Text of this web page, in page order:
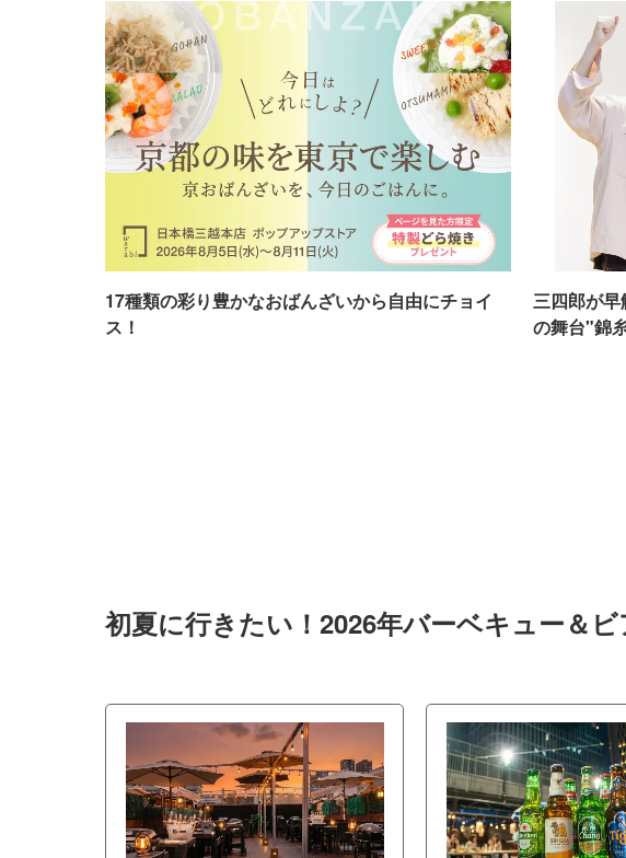
17種類の彩り豊かなおばんざいから自由にチョイ
ス！
三四郎が
の舞台"錦
初夏に行きたい！2026年バーベキュー＆